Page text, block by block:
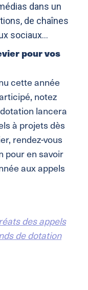
dans un
de chaînes
sociaux…
pour vos
cette année
notez
lancera
à projets dès
rendez-vous
pour en savoir
aux appels
des appels
de dotation